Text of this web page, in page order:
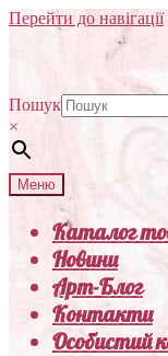
Перейти до навігації
Пошук
×
Меню
Каталог
Новини
Арт-Блог
Контакти
Особистий